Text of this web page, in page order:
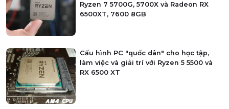
Ryzen 7 5700G, 5700X và Radeon RX
6500XT, 7600 8GB
Cấu hình PC "quốc dân" cho học tập,
làm việc và giải trí với Ryzen 5 5500 và
RX 6500 XT